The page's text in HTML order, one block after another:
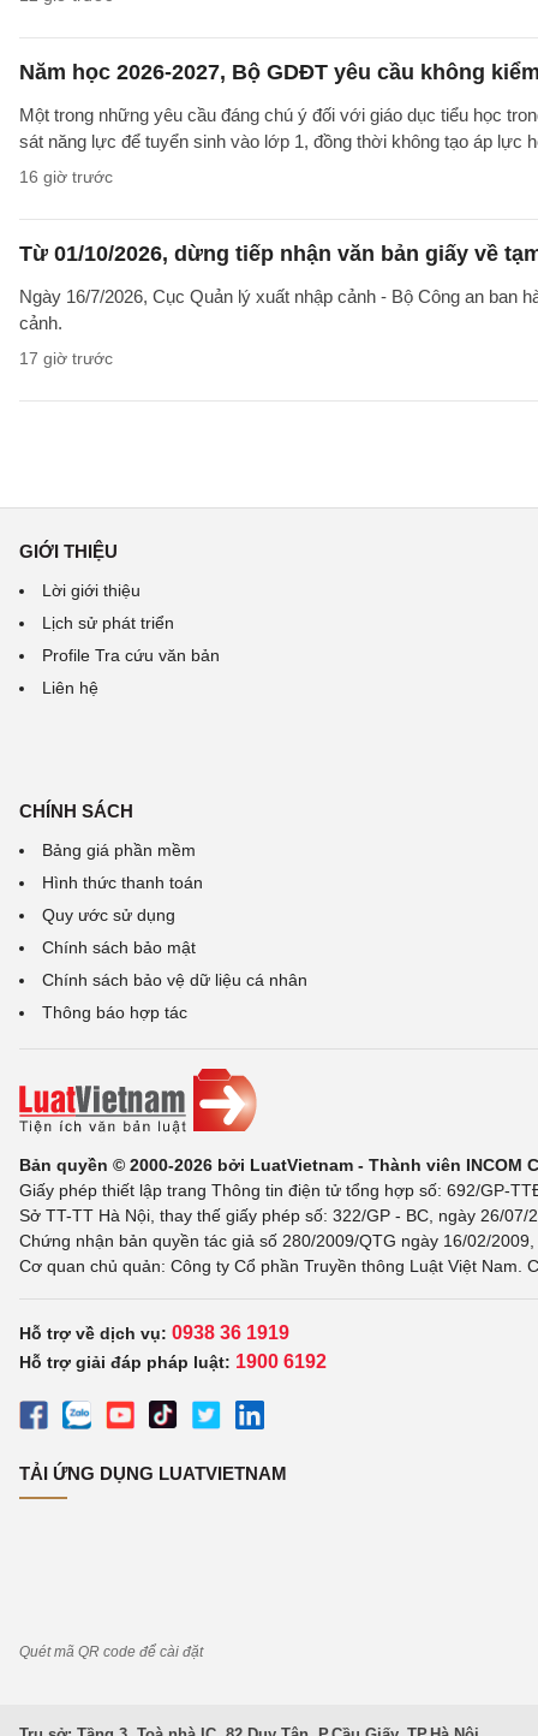
Năm học 2026-2027, Bộ GDĐT yêu cầu không
Một trong những yêu cầu đáng chú ý đối với giáo dục tiểu học
sát năng lực để tuyển sinh vào lớp 1, đồng thời không tạo áp
16 giờ trước
Từ 01/10/2026, dừng tiếp nhận văn bản giấy về
Ngày 16/7/2026, Cục Quản lý xuất nhập cảnh - Bộ Công an ban
cảnh.
17 giờ trước
GIỚI THIỆU
Lời giới thiệu
Lịch sử phát triển
Profile Tra cứu văn bản
Liên hệ
CHÍNH SÁCH
Bảng giá phần mềm
Hình thức thanh toán
Quy ước sử dụng
Chính sách bảo mật
Chính sách bảo vệ dữ liệu cá nhân
Thông báo hợp tác
Bản quyền © 2000-2026 bởi LuatVietnam - Thành viên INCOM
Giấy phép thiết lập trang Thông tin điện tử tổng hợp số: 692/GP-
Sở TT-TT Hà Nội, thay thế giấy phép số: 322/GP - BC, ngày 26/
Chứng nhận bản quyền tác giả số 280/2009/QTG ngày 16/02/
Cơ quan chủ quản: Công ty Cổ phần Truyền thông Luật Việt Nam.
Hỗ trợ về dịch vụ: 0938 36 1919
Hỗ trợ giải đáp pháp luật: 1900 6192
TẢI ỨNG DỤNG LUATVIETNAM
Quét mã QR code để cài đặt